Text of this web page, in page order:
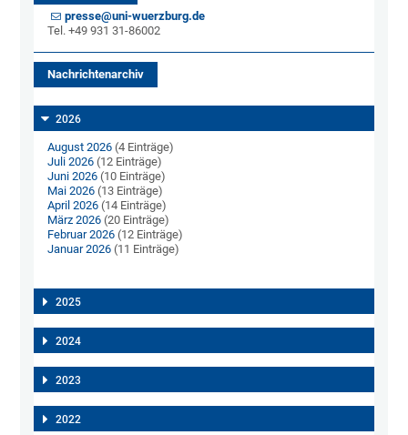
presse@uni-wuerzburg.de
Tel. +49 931 31-86002
Nachrichtenarchiv
2026
August 2026 (4 Einträge)
Juli 2026 (12 Einträge)
Juni 2026 (10 Einträge)
Mai 2026 (13 Einträge)
April 2026 (14 Einträge)
März 2026 (20 Einträge)
Februar 2026 (12 Einträge)
Januar 2026 (11 Einträge)
2025
2024
2023
2022